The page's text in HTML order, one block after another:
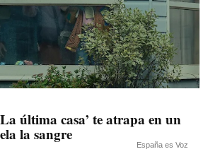
última casa’ te atrapa en un
la sangre
España es Voz